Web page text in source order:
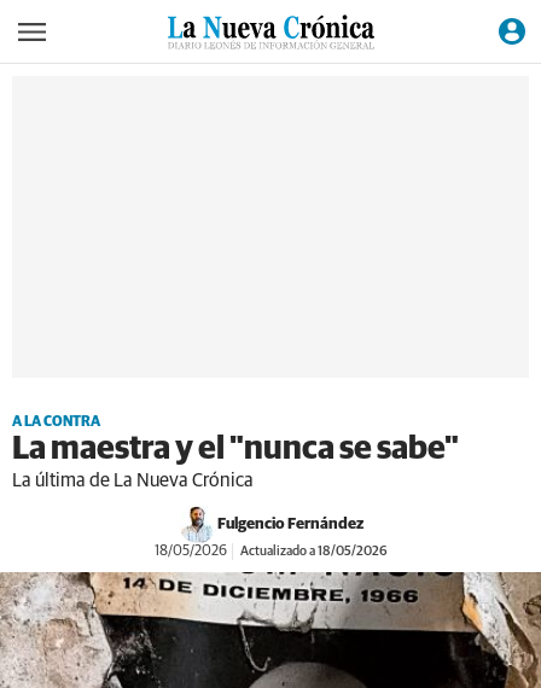
A LA CONTRA
La maestra y el "nunca se sabe"
La última de La Nueva Crónica
Fulgencio Fernández
18/05/2026 Actualizado a 18/05/2026